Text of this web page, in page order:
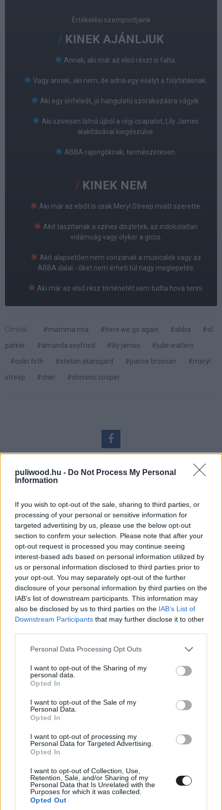
puliwood.hu - Do Not Process My Personal
Information
If you wish to opt-out of the sale, sharing to third parties, or
processing of your personal or sensitive information for
targeted advertising by us, please use the below opt-out
section to confirm your selection. Please note that after your
opt-out request is processed you may continue seeing
interest-based ads based on personal information utilized by
us or personal information disclosed to third parties prior to
your opt-out. You may separately opt-out of the further
disclosure of your personal information by third parties on the
IAB’s list of downstream participants. This information may
also be disclosed by us to third parties on the IAB’s List of
Downstream Participants that may further disclose it to other
Please note that this website/app uses one or more Google
not limited to your visit or usage behaviour. You may click to
grant or deny consent to Google and its third-party tags to
use your data for below specified purposes in below Google
consent section.
Personal Data Processing Opt Outs
I want to opt-out of the Sharing of my
personal data.
Opted In
I want to opt-out of the Sale of my
Personal Data.
Opted In
I want to opt-out of processing my
Personal Data for Targeted Advertising.
Opted In
I want to opt-out of Collection, Use,
Retention, Sale, and/or Sharing of my
Personal Data that Is Unrelated with the
Purposes for which it was collected.
Opted Out
Értékelési szempontjaink
KINEK AJÁNLJUK
Annak, aki már az első részt is falta.
Vagy annak, aki nem, de adna egy esélyt a folytatásnak.
Aki egy önfeledt, jó hangulatú szórakozásra vágyik.
Aki szívesen látná újból a régi csapatot, Lily James
alakításával kiegészülve.
ABBA rajongóknak, természetesen.
KINEK NEM
Aki már az elsőt is csak Meryl Streep miatt szerette.
Akit taszítanak a színes díszletek, az indokolatlan
vidámság vagy olykor a giccs.
Akit alapvetően nem vonzanak a musicalek vagy az
ABBA dalai - őket nem érheti túl nagy meglepetés.
Aki már az első rész történetét sem tudta hova tenni.
Címkék: #mamma mia #here we go again #abba
#ol
parker
#amanda seyfried #lily james
#julie walters
#colin firth
#stellan skarsgard #pierce brosnan
#meryl
streep
#cher #dominic cooper
Megbotránkoztató filmmel
készül Az emberi százlábú
rendezője
Szabó Dániel|2018 július 18. 11:30
Vajon mennyire fogja kiverni a biztosítékot a
történet, amiben nők a szeptember 11-i
magukat?
Bárhogyan is viszonyuljunk Az emberi százlábúhoz, azért
azt szögezzük le, hogy nem nevezhető a filmművészet
csúcsának, elsődleges célja inkább a megbotránkoztatás
és polgárpukkasztás, mintsem a művészeti értékek
átadása, azonban Tom Six mégis felrakta magát vele
Hollywood térképére (csak hogy a két folytatással még
ezt a keveset is lerombolja). Legújabb rendezésével
azonban még ennél is messzebb merészkedik.